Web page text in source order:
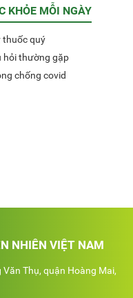
KHỎE MỖI NGÀY
thuốc quý
hỏi thường gặp
chống covid
NHIÊN VIỆT NAM
Thụ, quận Hoàng Mai,